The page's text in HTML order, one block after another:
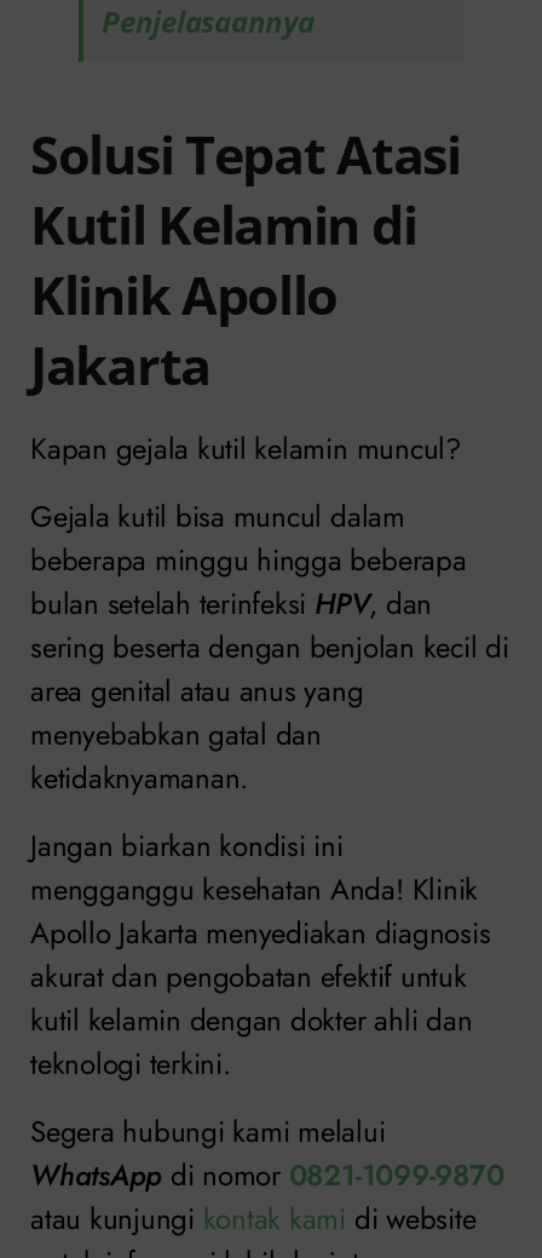
Penjelasaannya
Solusi Tepat Atasi
Kutil Kelamin di
Klinik Apollo
Jakarta
Kapan gejala kutil kelamin muncul?
Gejala kutil bisa muncul dalam
beberapa minggu hingga beberapa
bulan setelah terinfeksi HPV, dan
sering beserta dengan benjolan kecil di
area genital atau anus yang
menyebabkan gatal dan
ketidaknyamanan.
Jangan biarkan kondisi ini
mengganggu kesehatan Anda! Klinik
Apollo Jakarta menyediakan diagnosis
akurat dan pengobatan efektif untuk
kutil kelamin dengan dokter ahli dan
teknologi terkini.
Segera hubungi kami melalui
WhatsApp di nomor 0821-1099-9870
atau kunjungi kontak kami di website